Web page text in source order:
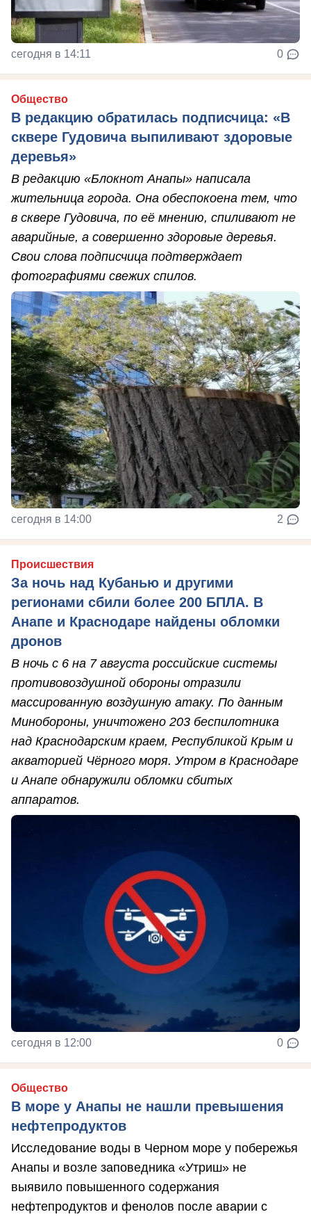
сегодня в 14:11 0
Общество
В редакцию обратилась подписчица: «В
сквере Гудовича выпиливают здоровые
деревья»
В редакцию «Блокнот Анапы» написала
жительница города. Она обеспокоена тем, что
в сквере Гудовича, по её мнению, спиливают не
аварийные, а совершенно здоровые деревья.
Свои слова подписчица подтверждает
фотографиями свежих спилов.
сегодня в 14:00 2
Происшествия
За ночь над Кубанью и другими
регионами сбили более 200 БПЛА. В
Анапе и Краснодаре найдены обломки
дронов
В ночь с 6 на 7 августа российские системы
противовоздушной обороны отразили
массированную воздушную атаку. По данным
Минобороны, уничтожено 203 беспилотника
над Краснодарским краем, Республикой Крым и
акваторией Чёрного моря. Утром в Краснодаре
и Анапе обнаружили обломки сбитых
аппаратов.
сегодня в 12:00 0
Общество
В море у Анапы не нашли превышения
нефтепродуктов
Исследование воды в Черном море у побережья
Анапы и возле заповедника «Утриш» не
выявило повышенного содержания
нефтепродуктов и фенолов после аварии с